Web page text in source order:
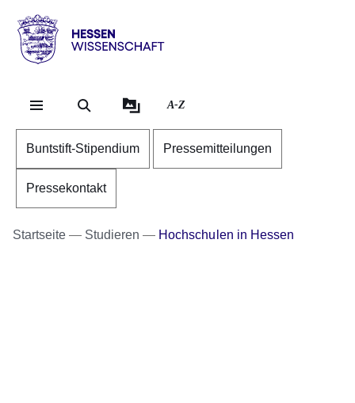
Hessen
Wissenschaft
A-Z
Buntstift-Stipendium Pressemitteilungen
Pressekontakt
Startseite Studieren Hochschulen in Hessen